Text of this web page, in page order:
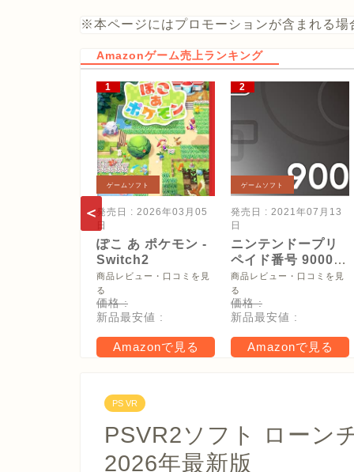
※本ページにはプロモーションが含まれる場
Amazonゲーム売上ランキング
ゲームソフト
発売日 : 2026年03月05
日
ぽこ あ ポケモン -
Switch2
商品レビュー・口コミを見
る
価格 :
新品最安値 :
Amazonで見る
ゲームソフト
発売日 : 2021年07月13
日
ニンテンドープリ
ペイド番号 9000
円|オンラインコー
ド版
商品レビュー・口コミを見
る
価格 :
新品最安値 :
Amazonで見る
PS VR
PSVR2ソフト ローン
2026年最新版